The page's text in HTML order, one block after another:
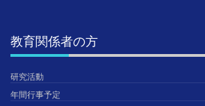
教育関係者の方
研究活動
年間行事予定